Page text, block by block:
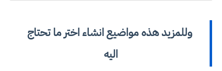
وللمزيد هذه مواضيع انشاء اختر ما تحتاج
اليه